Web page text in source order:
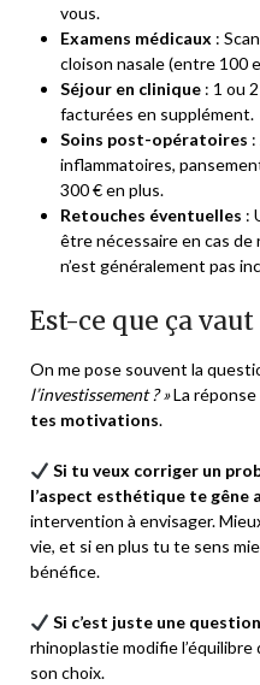
vous.
Examens médicaux :
cloison nasale (entre 100
Séjour en clinique : 1 ou
facturées en supplément.
Soins post-opératoires
inflammatoires,
300 € en plus.
Retouches éventuelles :
être nécessaire en cas
n’est généralement pas
Est-ce que ça
On me pose souvent la
l’investissement ? »La
tes motivations.
Si tu veux corriger un
l’aspect esthétique te gêne
intervention à envisager.
vie, et si en plus tu te sens
bénéfice.
Si c’est juste une
rhinoplastie modifie
son choix.